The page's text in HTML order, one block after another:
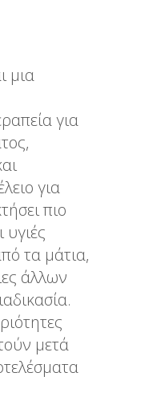
μια
για
για
πιο
υγιές
τα μάτια,
άλλων
μετά